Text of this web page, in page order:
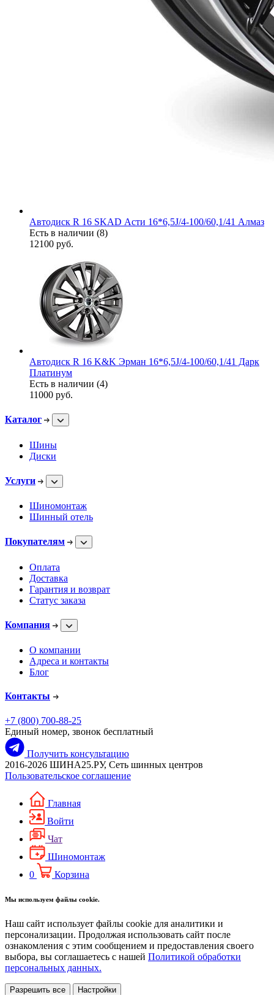
Автодиск R 16 SKAD Асти 16*6,5J/4-100/60,1/41 Алмаз
Есть в наличии (8)
12100 руб.
Автодиск R 16 K&K Эрман 16*6,5J/4-100/60,1/41 Дарк
Платинум
Есть в наличии (4)
11000 руб.
Каталог
Шины
Диски
Услуги
Шиномонтаж
Шинный отель
Покупателям
Оплата
Доставка
Гарантия и возврат
Статус заказа
Компания
О компании
Адреса и контакты
Блог
Контакты
+7 (800) 700-88-25
Единый номер, звонок бесплатный
Получить консультацию
2016-2026 ШИНА25.РУ, Сеть шинных центров
Пользовательское соглашение
Главная
Войти
Чат
Шиномонтаж
0
Корзина
Мы используем файлы cookie.
Наш сайт использует файлы cookie для аналитики и
персонализации. Продолжая использовать сайт после
ознакомления с этим сообщением и предоставления своего
выбора, вы соглашаетесь с нашей Политикой обработки
персональных данных.
Разрешить все
Настройки